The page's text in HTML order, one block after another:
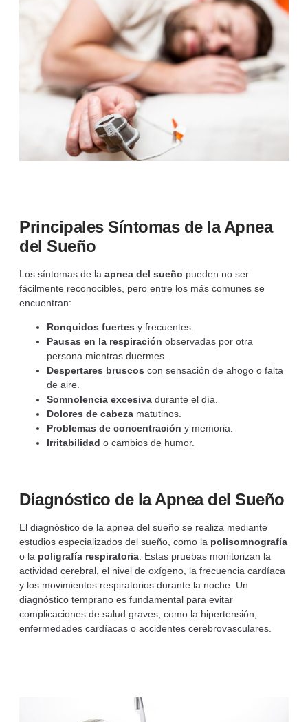
Principales Síntomas de la Apnea
del Sueño
Los síntomas de la apnea del sueño pueden no ser
fácilmente reconocibles, pero entre los más comunes se
encuentran:
Ronquidos fuertes y frecuentes.
Pausas en la respiración observadas por otra
persona mientras duermes.
Despertares bruscos con sensación de ahogo o falta
de aire.
Somnolencia excesiva durante el día.
Dolores de cabeza matutinos.
Problemas de concentración y memoria.
Irritabilidad o cambios de humor.
Diagnóstico de la Apnea del Sueño
El diagnóstico de la apnea del sueño se realiza mediante
estudios especializados del sueño, como la polisomnografía
o la poligrafía respiratoria. Estas pruebas monitorizan la
actividad cerebral, el nivel de oxígeno, la frecuencia cardíaca
y los movimientos respiratorios durante la noche. Un
diagnóstico temprano es fundamental para evitar
complicaciones de salud graves, como la hipertensión,
enfermedades cardíacas o accidentes cerebrovasculares.